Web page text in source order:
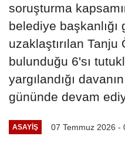
soruşturma
belediye başkanlığı
uzaklaştırılan Tanju
bulunduğu 6'sı
yargılandığı
gününde devam
ASAYIŞ 07 Temmuz 2026 -